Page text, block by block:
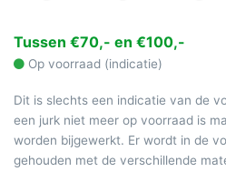
Tussen €70,- en €100,-
Op voorraad (indicatie)
Dit is slechts een indicatie van de
een jurk niet meer op voorraad is
worden bijgewerkt. Er wordt in de
gehouden met de verschillende